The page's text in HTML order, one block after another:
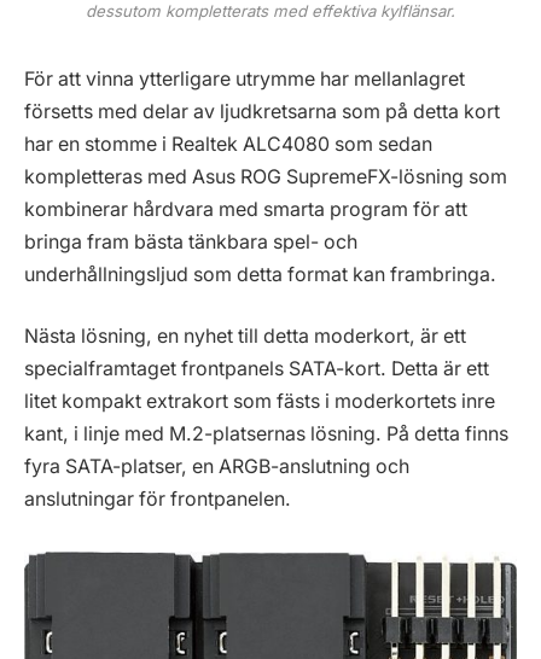
dessutom kompletterats med effektiva kylflänsar.
För att vinna ytterligare utrymme har mellanlagret
försetts med delar av ljudkretsarna som på detta kort
har en stomme i Realtek ALC4080 som sedan
kompletteras med Asus ROG SupremeFX-lösning som
kombinerar hårdvara med smarta program för att
bringa fram bästa tänkbara spel- och
underhållningsljud som detta format kan frambringa.
Nästa lösning, en nyhet till detta moderkort, är ett
specialframtaget frontpanels SATA-kort. Detta är ett
litet kompakt extrakort som fästs i moderkortets inre
kant, i linje med M.2-platsernas lösning. På detta finns
fyra SATA-platser, en ARGB-anslutning och
anslutningar för frontpanelen.